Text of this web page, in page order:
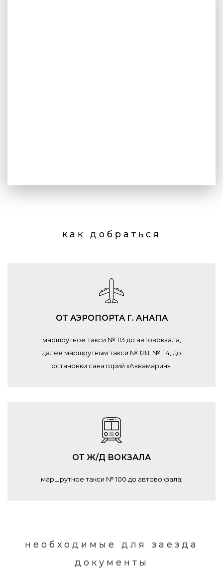
как добраться
ОТ АЭРОПОРТА Г. АНАПА
маршрутное такси № 113 до автовокзала,
далее маршрутным такси № 128, № 114, до
остановки санаторий «Аквамарин».
ОТ Ж/Д ВОКЗАЛА
маршрутное такси № 100 до автовокзала;
необходимые для заезда
документы